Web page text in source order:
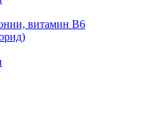
витамин В6